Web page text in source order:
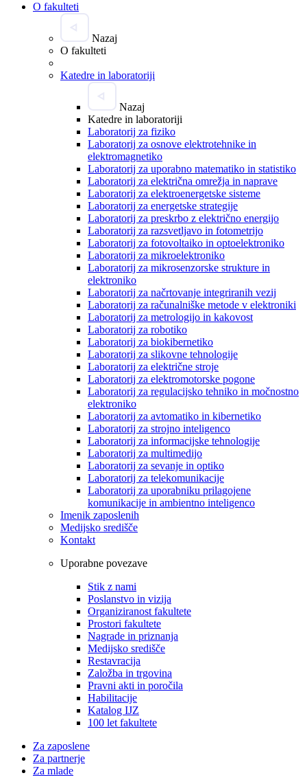
O fakulteti
Nazaj
O fakulteti
Katedre in laboratoriji
Nazaj
Katedre in laboratoriji
Laboratorij za fiziko
Laboratorij za osnove elektrotehnike in
elektromagnetiko
Laboratorij za uporabno matematiko in statistiko
Laboratorij za električna omrežja in naprave
Laboratorij za elektroenergetske sisteme
Laboratorij za energetske strategije
Laboratorij za preskrbo z električno energijo
Laboratorij za razsvetljavo in fotometrijo
Laboratorij za fotovoltaiko in optoelektroniko
Laboratorij za mikroelektroniko
Laboratorij za mikrosenzorske strukture in
elektroniko
Laboratorij za načrtovanje integriranih vezij
Laboratorij za računalniške metode v elektroniki
Laboratorij za metrologijo in kakovost
Laboratorij za robotiko
Laboratorij za biokibernetiko
Laboratorij za slikovne tehnologije
Laboratorij za električne stroje
Laboratorij za elektromotorske pogone
Laboratorij za regulacijsko tehniko in močnostno
elektroniko
Laboratorij za avtomatiko in kibernetiko
Laboratorij za strojno inteligenco
Laboratorij za informacijske tehnologije
Laboratorij za multimedijo
Laboratorij za sevanje in optiko
Laboratorij za telekomunikacije
Laboratorij za uporabniku prilagojene
komunikacije in ambientno inteligenco
Imenik zaposlenih
Medijsko središče
Kontakt
Uporabne povezave
Stik z nami
Poslanstvo in vizija
Organiziranost fakultete
Prostori fakultete
Nagrade in priznanja
Medijsko središče
Restavracija
Založba in trgovina
Pravni akti in poročila
Habilitacije
Katalog IJZ
100 let fakultete
Za zaposlene
Za partnerje
Za mlade